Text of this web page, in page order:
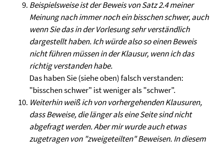
Beispielsweise ist der Beweis von Satz 2.4 meiner
Meinung nach immer noch ein bisschen schwer, auch
wenn Sie das in der Vorlesung sehr verständlich
dargestellt haben. Ich würde also so einen Beweis
nicht führen müssen in der Klausur, wenn ich das
richtig verstanden habe.
Das haben Sie (siehe oben) falsch verstanden:
"bisschen schwer" ist weniger als "schwer".
Weiterhin weiß ich von vorhergehenden Klausuren,
dass Beweise, die länger als eine Seite sind nicht
abgefragt werden. Aber mir wurde auch etwas
zugetragen von "zweigeteilten" Beweisen. In diesem